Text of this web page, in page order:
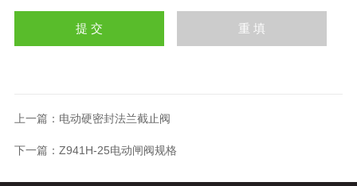
上一篇： 电动硬密封法兰截止阀
下一篇： Z941H-25电动闸阀规格